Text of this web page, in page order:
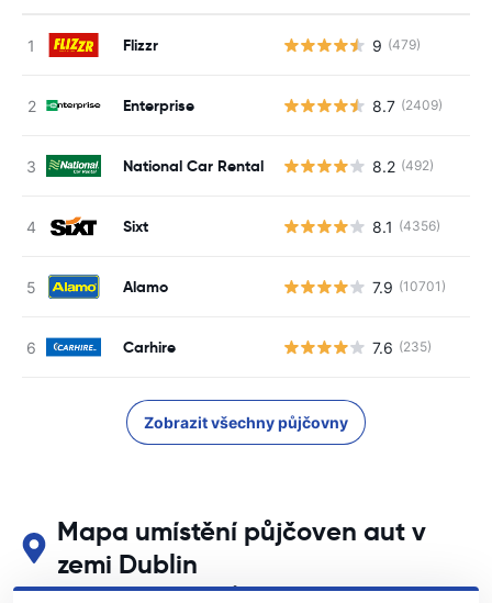
Flizzr 9 (479)
Enterprise 8.7 (2409)
National Car Rental 8.2 (492)
Sixt 8.1 (4356)
Alamo 7.9 (10701)
Carhire 7.6 (235)
Zobrazit všechny půjčovny
Mapa umístění půjčoven aut v
zemi Dublin
Podívejte se na naše hlavní půjčovny aut v zemi Dublin